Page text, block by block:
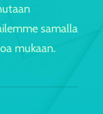
samalla
mukaan.